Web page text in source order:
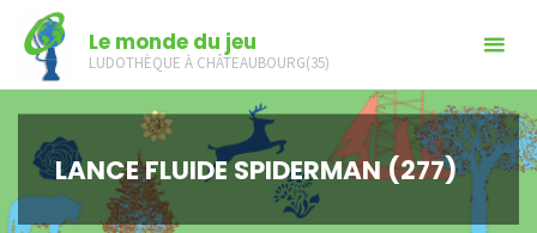
content
Le monde du jeu
LUDOTHÈQUE À CHÂTEAUBOURG(35)
LANCE FLUIDE SPIDERMAN (277)